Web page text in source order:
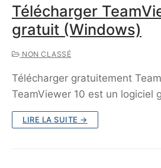
Télécharger
gratuit (Windows)
NON CLASSÉ
Télécharger gratuitement
TeamViewer 10 est un logiciel
LIRE LA SUITE →